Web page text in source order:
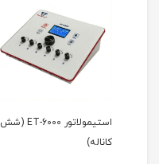
استیمولاتور ET-6000 (شش
کاناله)